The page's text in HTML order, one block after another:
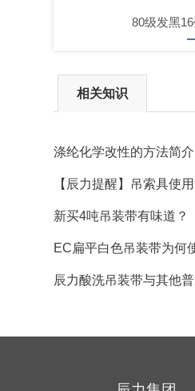
80级发黑
相关知识
涤纶化学改性的方法简介
【辰力提醒】吊索具使
​新买4吨吊装带有味道？
EC扁平白色吊装带为何
辰力酸洗吊装带与其他